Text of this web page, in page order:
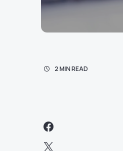
2 MIN READ